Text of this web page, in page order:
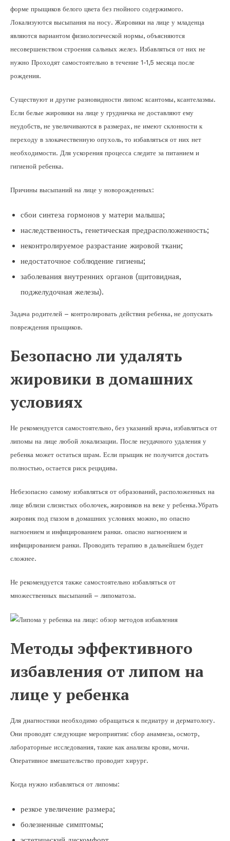
форме прыщиков белого цвета без гнойного содержимого.
Локализуются высыпания на носу. Жировики на лице у младенца
являются вариантом физиологической нормы, объясняются
несовершенством строения сальных желез. Избавляться от них не
нужно Проходят самостоятельно в течение 1-1,5 месяца после
рождения.
Существуют и другие разновидности липом: ксантомы, ксантелазмы.
Если белые жировики на лице у грудничка не доставляют ему
неудобств, не увеличиваются в размерах, не имеют склонности к
переходу в злокачественную опухоль, то избавляться от них нет
необходимости. Для ускорения процесса следите за питанием и
гигиеной ребенка.
Причины высыпаний на лице у новорожденных:
сбои синтеза гормонов у матери малыша;
наследственность, генетическая предрасположенность;
неконтролируемое разрастание жировой ткани;
недостаточное соблюдение гигиены;
заболевания внутренних органов (щитовидная,
поджелудочная железы).
Задача родителей – контролировать действия ребенка, не допускать
повреждения прыщиков.
Безопасно ли удалять
жировики в домашних
условиях
Не рекомендуется самостоятельно, без указаний врача, избавляться от
липомы на лице любой локализации. После неудачного удаления у
ребенка может остаться шрам. Если прыщик не получится достать
полностью, остается риск рецидива.
Небезопасно самому избавляться от образований, расположенных на
лице вблизи слизистых оболочек, жировиков на веке у ребенка.Убрать
жировик под глазом в домашних условиях можно, но опасно
нагноением и инфицированием ранки. опасно нагноением и
инфицированием ранки. Проводить терапию в дальнейшем будет
сложнее.
Не рекомендуется также самостоятельно избавляться от
множественных высыпаний – липоматоза.
Методы эффективного
избавления от липом на
лице у ребенка
Для диагностики необходимо обращаться к педиатру и дерматологу.
Они проводят следующие мероприятия: сбор анамнеза, осмотр,
лабораторные исследования, такие как анализы крови, мочи.
Оперативное вмешательство проводит хирург.
Когда нужно избавляться от липомы:
резкое увеличение размера;
болезненные симптомы;